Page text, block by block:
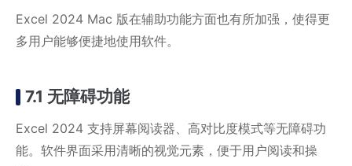
Excel 2024 Mac 版在辅助功能方面也有所加强，使得更
多用户能够便捷地使用软件。
7.1 无障碍功能
Excel 2024 支持屏幕阅读器、高对比度模式等无障碍功
能。软件界面采用清晰的视觉元素，便于用户阅读和操